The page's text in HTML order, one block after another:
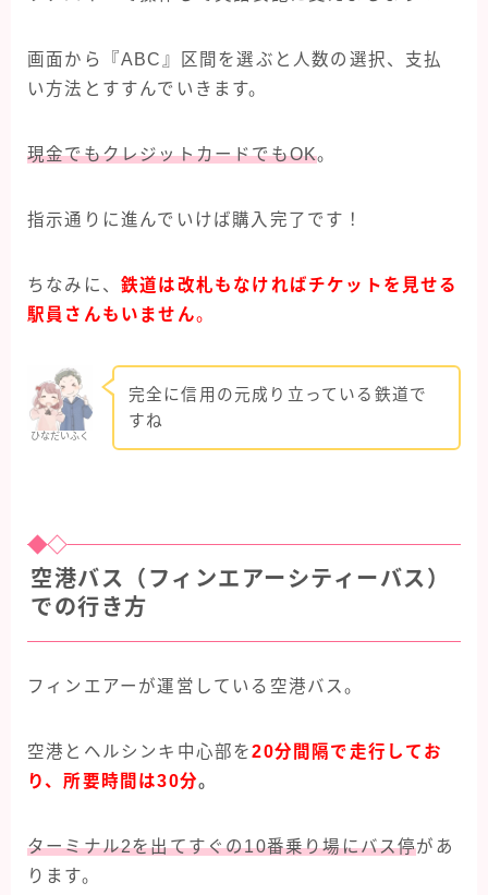
画面から『ABC』区間を選ぶと人数の選択、支払
い方法とすすんでいきます。
現金でもクレジットカードでもOK。
指示通りに進んでいけば購入完了です！
ちなみに、 鉄道は改札もなければチケットを見せる
駅員さんもいません。
ひなだいふく
完全に信用の元成り立っている鉄道で
すね
空港バス（フィンエアーシティーバス）
での行き方
フィンエアーが運営している空港バス。
空港とヘルシンキ中心部を20分間隔で走行してお
り、所要時間は30分。
ターミナル2を出てすぐの10番乗り場にバス停があ
ります。